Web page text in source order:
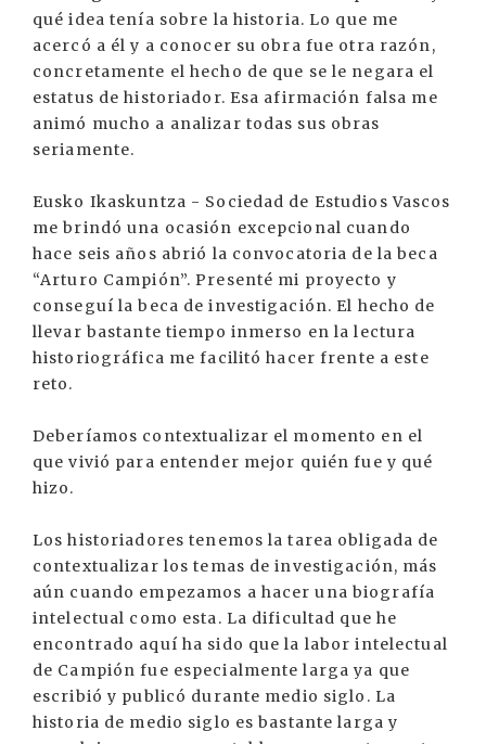
qué idea tenía sobre la historia. Lo que me
acercó a él y a conocer su obra fue otra razón,
concretamente el hecho de que se le negara el
estatus de historiador. Esa afirmación falsa me
animó mucho a analizar todas sus obras
seriamente.
Eusko Ikaskuntza - Sociedad de Estudios Vascos
me brindó una ocasión excepcional cuando
hace seis años abrió la convocatoria de la beca
“Arturo Campión”. Presenté mi proyecto y
conseguí la beca de investigación. El hecho de
llevar bastante tiempo inmerso en la lectura
historiográfica me facilitó hacer frente a este
reto.
Deberíamos contextualizar el momento en el
que vivió para entender mejor quién fue y qué
hizo.
Los historiadores tenemos la tarea obligada de
contextualizar los temas de investigación, más
aún cuando empezamos a hacer una biografía
intelectual como esta. La dificultad que he
encontrado aquí ha sido que la labor intelectual
de Campión fue especialmente larga ya que
escribió y publicó durante medio siglo. La
historia de medio siglo es bastante larga y